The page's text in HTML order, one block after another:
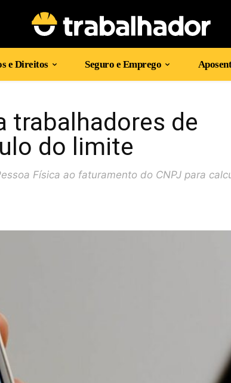
e Direitos Seguro e Emprego
trabalhadores de
do limite
Física ao faturamento do CNPJ para